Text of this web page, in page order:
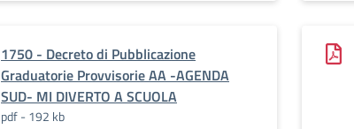
1750 - Decreto di Pubblicazione
Graduatorie Provvisorie AA -AGENDA
SUD- MI DIVERTO A SCUOLA
pdf - 192 kb